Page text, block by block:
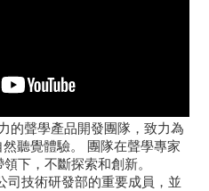
的聲學產品開發團隊，致力為
聽覺體驗。 團隊在聲學專家
下，不斷探索和創新。
司技術研發部的重要成員，並